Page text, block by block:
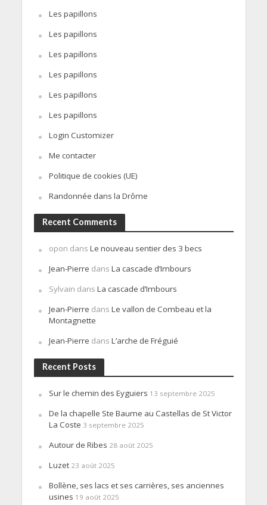
Les papillons
Les papillons
Les papillons
Les papillons
Les papillons
Les papillons
Login Customizer
Me contacter
Politique de cookies (UE)
Randonnée dans la Drôme
Recent Comments
opon dans Le nouveau sentier des 3 becs
Jean-Pierre dans La cascade d’Imbours
Sylvain dans La cascade d’Imbours
Jean-Pierre dans Le vallon de Combeau et la
Montagnette
Jean-Pierre dans L’arche de Fréguié
Recent Posts
Sur le chemin des Eyguiers 13 septembre 2025
De la chapelle Ste Baume au Castellas de St Victor
La Coste 3 septembre 2025
Autour de Ribes 28 août 2025
Luzet 23 août 2025
Bollène, ses lacs et ses carrières, ses anciennes
usines 19 août 2025